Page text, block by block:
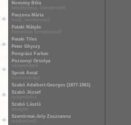
Novotny Béla
belsőépítész, bútortervező
Paczona Márta
festő, textiltervező
Pataki Mátyás
fémműves formatervező
Pataki Tiles
Peter Ghyczy
Pongrácz Farkas
Pozsonyi Orsolya
lakberendező
Sprok Antal
bútorszobrász
Szabó Adalbert-Georges (1877-1961)
Szabó József
üvegművész
Szabó László
designer
Szentirmai-Joly Zsuzsanna
textiltervező